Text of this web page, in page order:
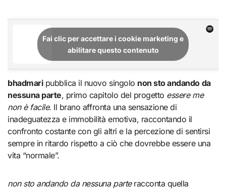
Fai clic per accettare i cookie marketing e
abilitare questo contenuto
bhadmaripubblica il nuovo singolo non sto andando da
nessuna parte, primo capitolo del progetto essere me
non è facile. Il brano affronta una sensazione di
inadeguatezza e immobilità emotiva, raccontando il
confronto costante con gli altri e la percezione di sentirsi
sempre in ritardo rispetto a ciò che dovrebbe essere una
vita “normale”.
non sto andando da nessuna parteracconta quella